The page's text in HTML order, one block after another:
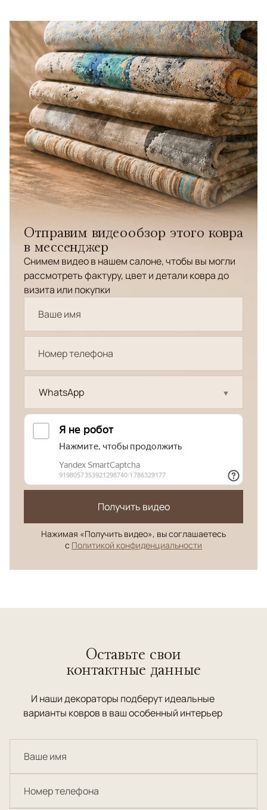
Отправим видеообзор этого ковра
в мессенджер
Снимем видео в нашем салоне, чтобы вы могли
рассмотреть фактуру, цвет и детали ковра до
визита или покупки
WhatsApp
Получить видео
Нажимая «Получить видео», вы соглашаетесь
с Политикой конфиденциальности
Оставьте свои
контактные данные
И наши декораторы подберут идеальные
варианты ковров в ваш особенный интерьер